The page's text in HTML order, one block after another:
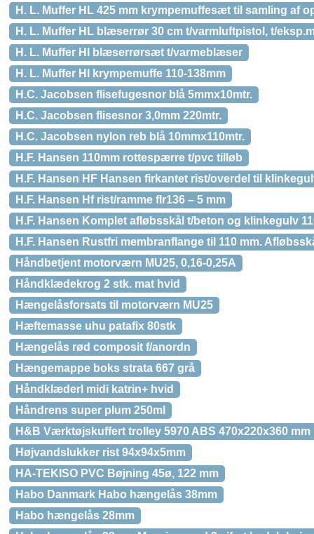
H. L. Muffer HL 425 mm krympemuffesæt til samling af
H. L. Muffer HL blæserrør 30 cm t/varmluftpistol, t/
H. L. Muffer Hl blæserrørsæt t/varmeblæser
H. L. Muffer Hl krympemuffe 110-138mm
H.C. Jacobsen flisefugesnor blå 5mmx10mtr.
H.C. Jacobsen flisesnor 3,0mm 220mtr.
H.C. Jacobsen nylon reb blå 10mmx110mtr.
H.F. Hansen 110mm rottespærre t/pvc tilløb
H.F. Hansen HF Hansen firkantet rist/overdel til
H.F. Hansen Hf rist/ramme flr136 – 5 mm
H.F. Hansen Komplet afløbsskål t/beton og klinkegulv
H.F. Hansen Rustfri membranflange til 110 mm.
Håndbetjent motorværn MU25, 0,16-0,25A
Håndklædekrog 2 stk. mat hvid
Hængelåsforsats til motorværn MU25
Hæftemasse uhu patafix 80stk
Hængelås rød composit f/anordn
Hængemappe boks strata 667 grå
Håndklæderl midi katrin+ hvid
Håndrens super plum 250ml
H&B Værktøjskuffert trolley 5970 ABS 470x220x360 mm
Højvandslukker rist 94x94x5mm
HA-TEKISO PVC Bøjning 45ø, 122 mm
Habo Danmark Habo hængelås 38mm
Habo hængelås 28mm